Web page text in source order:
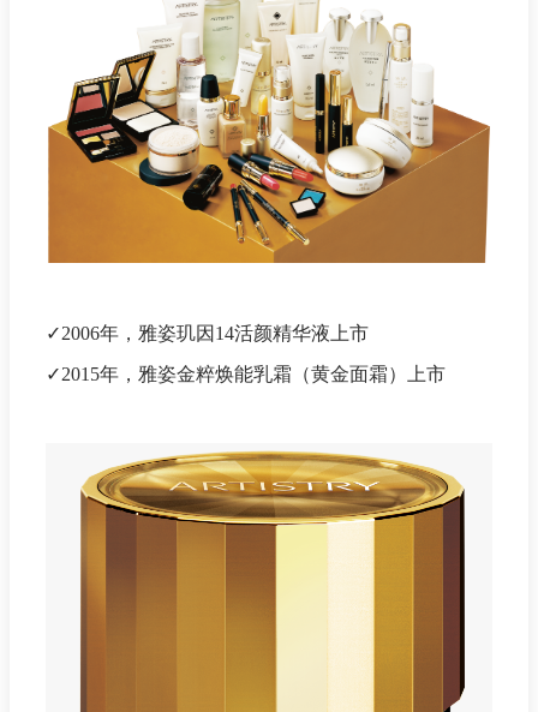
✓2006年，雅姿玑因14活颜精华液上市
✓2015年，雅姿金粹焕能乳霜（黄金面霜）上市